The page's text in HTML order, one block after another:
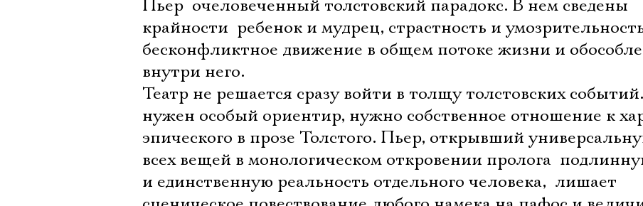
Пьер  очеловеченный толстовский парадокс. В нем сведены
крайности  ребенок и мудрец, страстность и
бесконфликтное движение в общем потоке жизни и
внутри него.
Театр не решается сразу войти в толщу толстовских
нужен особый ориентир, нужно собственное отношение к
эпического в прозе Толстого. Пьер, открывший
всех вещей в монологическом откровении пролога 
и единственную реальность отдельного человека,  лишает